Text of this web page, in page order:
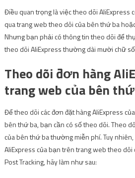
Điều quan trọng là việc theo dõi AliExpress
qua trang web theo dõi của bên thứ ba
Nhưng bạn phải có thông tin theo dõi để
theo dõi AliExpress thường dài mười chữ
Theo dõi đơn hàng
trang web của bên
Để theo dõi các đơn đặt hàng AliExpress
bên thứ ba, bạn cần có số theo dõi. Theo
của bên thứ ba thường miễn phí. Tuy
AliExpress của bạn trên trang web theo
Post Tracking, hãy làm như sau: